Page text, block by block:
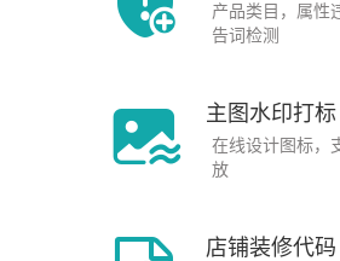
产品类目，属性
告词检测
主图水印打标
在线设计图标，
放
店铺装修代码